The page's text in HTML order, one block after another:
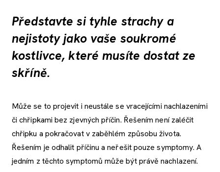
Představte si tyhle strachy a
nejistoty jako vaše soukromé
kostlivce, které musíte dostat ze
skříně.
Může se to projevit i neustále se vracejícími nachlazeními
či chřipkami bez zjevných příčin. Řešením není zaléčit
chřipku a pokračovat v zaběhlém způsobu života.
Řešením je odhalit příčinu a neřešit pouze symptomy. A
jedním z těchto symptomů může být právě nachlazení.